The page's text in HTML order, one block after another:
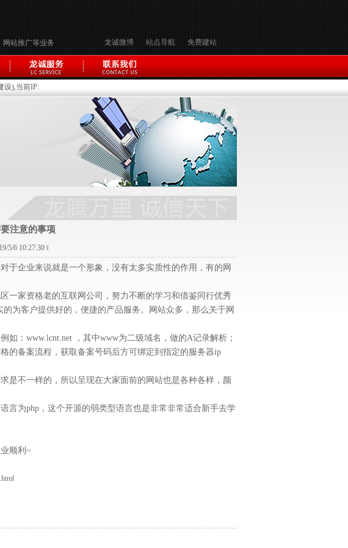
网站推广等业务 龙诚微博 站点导航 免费建站
设),当前IP:
注意的事项
5/6 10:27:30 ‖
于企业来说就是一个形象，没有太多实质性的作用，有的网
一家资格老的互联网公司，努力不断的学习和借鉴同行优秀
为客户提供好的，便捷的产品服务。网站众多，那么关于网
：www.lcnt.net ，其中www为二级域名，做的A记录解析；
的备案流程，获取备案号码后方可绑定到指定的服务器ip
是不一样的，所以呈现在大家面前的网站也是各种各样，颜
言为php，这个开源的弱类型语言也是非常非常适合新手去学
顺利~